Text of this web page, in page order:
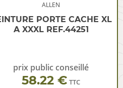
ALLEN
PORTE CACHE XL
A XXXL REF.44251
prix public conseillé
58.22 € TTC